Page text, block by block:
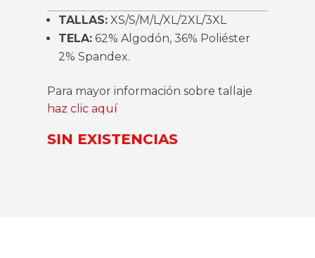
TALLAS: XS/S/M/L/XL/2XL/3XL
TELA: 62% Algodón, 36% Poliéster
2% Spandex.
Para mayor información sobre tallaje
haz clic aquí
SIN EXISTENCIAS